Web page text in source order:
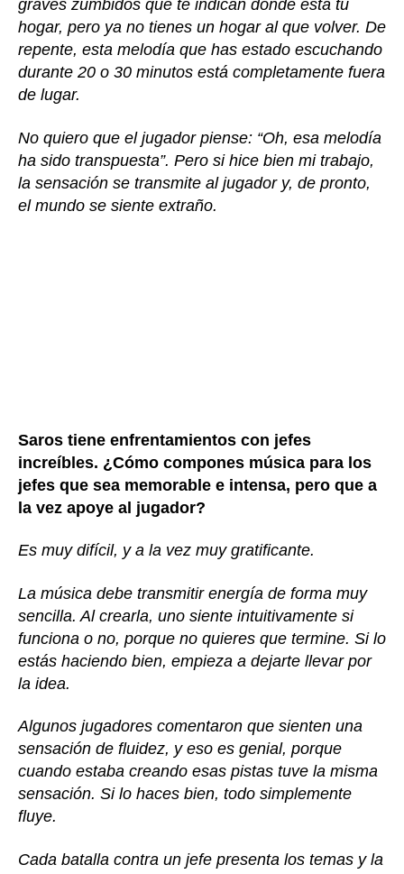
graves zumbidos que te indican dónde está tu
hogar, pero ya no tienes un hogar al que volver. De
repente, esta melodía que has estado escuchando
durante 20 o 30 minutos está completamente fuera
de lugar.
No quiero que el jugador piense: “Oh, esa melodía
ha sido transpuesta”. Pero si hice bien mi trabajo,
la sensación se transmite al jugador y, de pronto,
el mundo se siente extraño.
Saros tiene enfrentamientos con jefes
increíbles. ¿Cómo compones música para los
jefes que sea memorable e intensa, pero que a
la vez apoye al jugador?
Es muy difícil, y a la vez muy gratificante.
La música debe transmitir energía de forma muy
sencilla. Al crearla, uno siente intuitivamente si
funciona o no, porque no quieres que termine. Si lo
estás haciendo bien, empieza a dejarte llevar por
la idea.
Algunos jugadores comentaron que sienten una
sensación de fluidez, y eso es genial, porque
cuando estaba creando esas pistas tuve la misma
sensación. Si lo haces bien, todo simplemente
fluye.
Cada batalla contra un jefe presenta los temas y la